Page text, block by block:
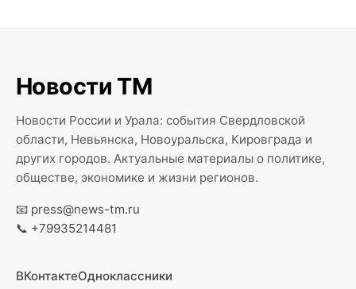
Новости ТМ
Новости России и Урала: события Свердловской
области, Невьянска, Новоуральска, Кировграда и
других городов. Актуальные материалы о политике,
обществе, экономике и жизни регионов.
📧 press@news-tm.ru
📞 +79935214481
ВКонтактеОдноклассники